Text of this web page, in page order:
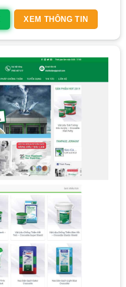
XEM THÔNG TIN